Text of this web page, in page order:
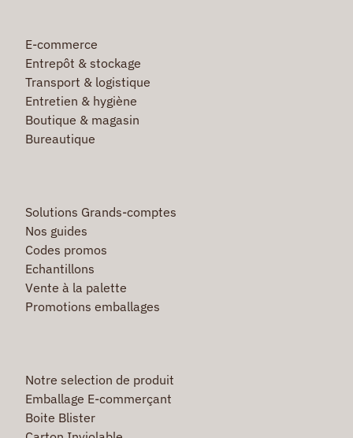
E-commerce
Entrepôt & stockage
Transport & logistique
Entretien & hygiène
Boutique & magasin
Bureautique
Solutions Grands-comptes
Nos guides
Codes promos
Echantillons
Vente à la palette
Promotions emballages
Notre selection de produit
Emballage E-commerçant
Boite Blister